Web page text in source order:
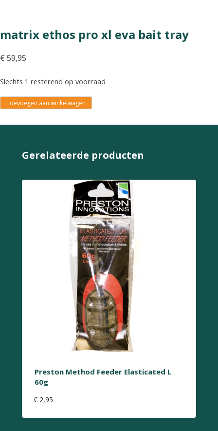
matrix ethos pro xl eva bait tray
€ 59,95
Slechts 1 resterend op voorraad
Toevoegen aan winkelwagen
Gerelateerde producten
Preston Method Feeder Elasticated L
60g
€ 2,95